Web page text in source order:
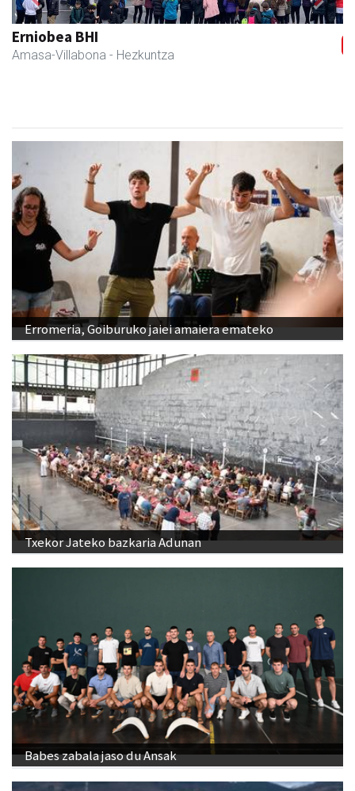
Erniobea BHI
Amasa-Villabona - Hezkuntza
Previous Next
Erromeria, Goiburuko jaiei amaiera emateko
Txekor Jateko bazkaria Adunan
Babes zabala jaso du Ansak